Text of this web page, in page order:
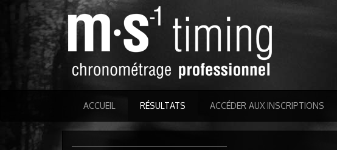
ACCUEIL RÉSULTATS ACCÉDER AUX INSCRIPTIONS